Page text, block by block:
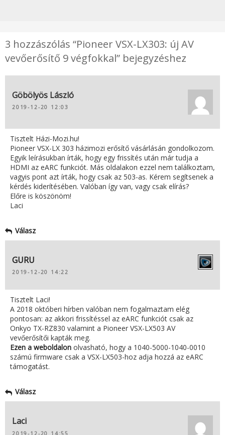
3 hozzászólás “Pioneer VSX-LX303: új AV
vevőerősítő 9 végfokkal” bejegyzéshez
Göbölyös László
2019-12-20 12:03
Tisztelt Házi-Mozi.hu!
Pioneer VSX-LX 303 házimozi erősítő vásárlásán gondolkozom.
Egyik leírásukban írták, hogy egy frissítés után már tudja a
HDMI az eARC funkciót. Más oldalakon ezzel nem találkoztam,
vagyis pont azt írták, hogy csak az 503-as. Kérem segítsenek a
kérdés kiderítésében. Valóban így van, vagy csak elírás?
Előre is köszönöm!
Laci
Válasz
GURU
2019-12-20 14:22
Tisztelt Laci!
A 2018 októberi hírben valóban nem fogalmaztam elég
pontosan: az akkori frissítéssel az eARC funkciót csak az
Onkyo TX-RZ830 valamint a Pioneer VSX-LX503 AV
vevőerősítői kapták meg.
Ezen a weboldalon olvasható, hogy a 1040-5000-1040-0010
számú firmware csak a VSX-LX503-hoz adja hozzá az eARC
támogatást.
Válasz
Laci
2019-12-20 14:55